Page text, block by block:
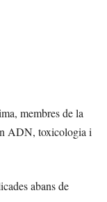
membres de la
ADN, toxicologia i
abans de